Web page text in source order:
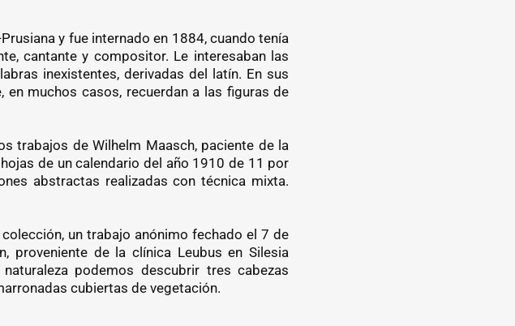
y fue internado en 1884, cuando tenía
cantante y compositor. Le interesaban las
inexistentes, derivadas del latín. En sus
muchos casos, recuerdan a las figuras de
trabajos de Wilhelm Maasch, paciente de la
de un calendario del año 1910 de 11 por
abstractas realizadas con técnica mixta.
un trabajo anónimo fechado el 7 de
proveniente de la clínica Leubus en Silesia
podemos descubrir tres cabezas
cubiertas de vegetación.